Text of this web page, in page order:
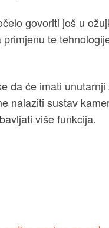
govoriti još u
te
da će imati unutarnji
nalaziti sustav
više funkcija.